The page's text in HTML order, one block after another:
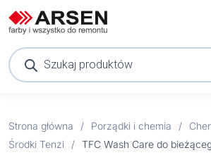
Wyszukiwarka
produktów
Strona główna / Porządki i chemia /
Środki Tenzi
/